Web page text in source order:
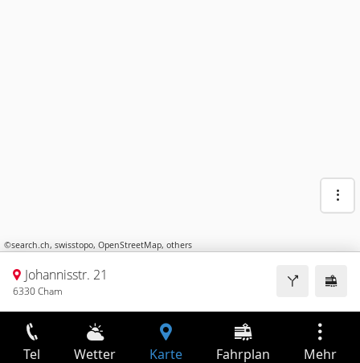
©search.ch, swisstopo, OpenStreetMap, others
Johannisstr. 21
6330 Cham
Tel Wetter Karte Fahrplan Mehr